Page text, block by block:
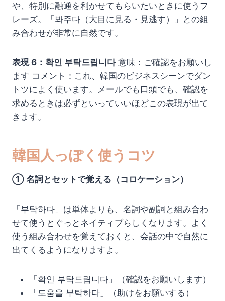
や、特別に融通を利かせてもらいたいときに使うフ
レーズ。「봐주다（大目に見る・見逃す）」との組
み合わせが非常に自然です。
表現 6：확인 부탁드립니다意味：ご確認をお願いし
ます コメント：これ、韓国のビジネスシーンでダン
トツによく使います。メールでも口頭でも、確認を
求めるときは必ずといっていいほどこの表現が出て
きます。
韓国人っぽく使うコツ
① 名詞とセットで覚える（コロケーション）
「부탁하다」は単体よりも、名詞や副詞と組み合わ
せて使うとぐっとネイティブらしくなります。よく
使う組み合わせを覚えておくと、会話の中で自然に
出てくるようになりますよ。
「확인 부탁드립니다」（確認をお願いします）
「도움을 부탁하다」（助けをお願いする）